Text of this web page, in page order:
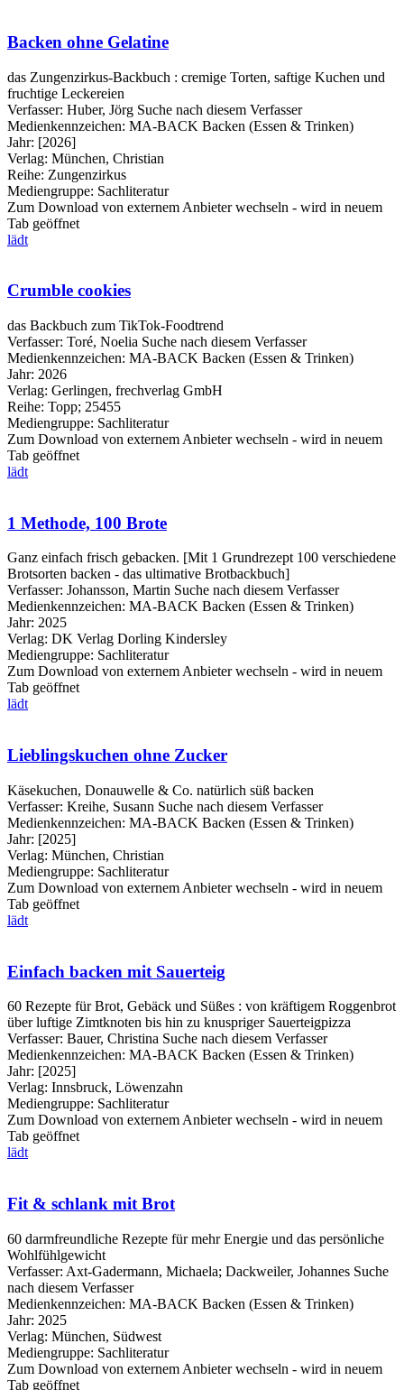
Backen ohne Gelatine
das Zungenzirkus-Backbuch : cremige Torten, saftige Kuchen und
fruchtige Leckereien
Verfasser: Huber, Jörg Suche nach diesem Verfasser
Medienkennzeichen: MA-BACK Backen (Essen & Trinken)
Jahr: [2026]
Verlag: München, Christian
Reihe: Zungenzirkus
Mediengruppe: Sachliteratur
Zum Download von externem Anbieter wechseln - wird in neuem
Tab geöffnet
lädt
Crumble cookies
das Backbuch zum TikTok-Foodtrend
Verfasser: Toré, Noelia Suche nach diesem Verfasser
Medienkennzeichen: MA-BACK Backen (Essen & Trinken)
Jahr: 2026
Verlag: Gerlingen, frechverlag GmbH
Reihe: Topp; 25455
Mediengruppe: Sachliteratur
Zum Download von externem Anbieter wechseln - wird in neuem
Tab geöffnet
lädt
1 Methode, 100 Brote
Ganz einfach frisch gebacken. [Mit 1 Grundrezept 100 verschiedene
Brotsorten backen - das ultimative Brotbackbuch]
Verfasser: Johansson, Martin Suche nach diesem Verfasser
Medienkennzeichen: MA-BACK Backen (Essen & Trinken)
Jahr: 2025
Verlag: DK Verlag Dorling Kindersley
Mediengruppe: Sachliteratur
Zum Download von externem Anbieter wechseln - wird in neuem
Tab geöffnet
lädt
Lieblingskuchen ohne Zucker
Käsekuchen, Donauwelle & Co. natürlich süß backen
Verfasser: Kreihe, Susann Suche nach diesem Verfasser
Medienkennzeichen: MA-BACK Backen (Essen & Trinken)
Jahr: [2025]
Verlag: München, Christian
Mediengruppe: Sachliteratur
Zum Download von externem Anbieter wechseln - wird in neuem
Tab geöffnet
lädt
Einfach backen mit Sauerteig
60 Rezepte für Brot, Gebäck und Süßes : von kräftigem Roggenbrot
über luftige Zimtknoten bis hin zu knuspriger Sauerteigpizza
Verfasser: Bauer, Christina Suche nach diesem Verfasser
Medienkennzeichen: MA-BACK Backen (Essen & Trinken)
Jahr: [2025]
Verlag: Innsbruck, Löwenzahn
Mediengruppe: Sachliteratur
Zum Download von externem Anbieter wechseln - wird in neuem
Tab geöffnet
lädt
Fit & schlank mit Brot
60 darmfreundliche Rezepte für mehr Energie und das persönliche
Wohlfühlgewicht
Verfasser: Axt-Gadermann, Michaela; Dackweiler, Johannes Suche
nach diesem Verfasser
Medienkennzeichen: MA-BACK Backen (Essen & Trinken)
Jahr: 2025
Verlag: München, Südwest
Mediengruppe: Sachliteratur
Zum Download von externem Anbieter wechseln - wird in neuem
Tab geöffnet